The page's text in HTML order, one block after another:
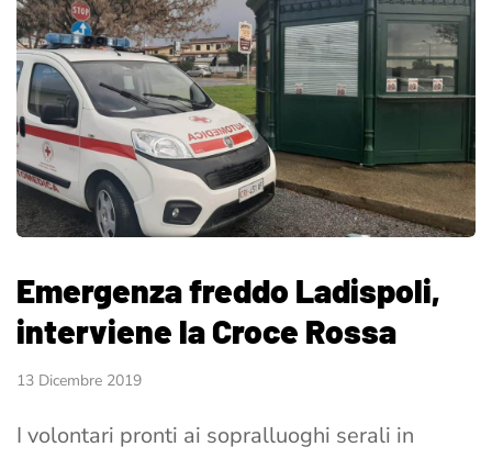
Emergenza freddo Ladispoli,
interviene la Croce Rossa
13 Dicembre 2019
I volontari pronti ai sopralluoghi serali in